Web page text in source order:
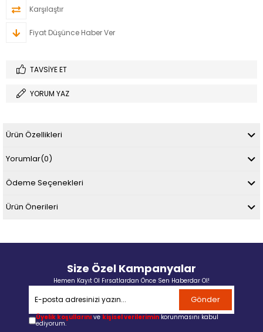
Karşılaştır
Fiyat Düşünce Haber Ver
TAVSIYE ET
YORUM YAZ
Ürün Özellikleri
Yorumlar(0)
Ödeme Seçenekleri
Ürün Önerileri
Size Özel Kampanyalar
Hemen Kayıt Ol Fırsatlardan Önce Sen Haberdar Ol!
Gönder
Üyelik koşullarını ve kişisel verilerimin korunmasını kabul
ediyorum.